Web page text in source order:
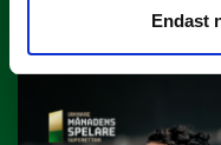
Endast
Tillbaka i hetluften…